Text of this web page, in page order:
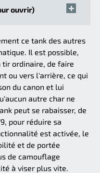
ouvrir)
ce tank des autres
Il est possible,
tir ordinaire, de faire
ou vers l'arrière, ce qui
du canon et lui
autre char ne
peut se rabaisser, de
pour réduire sa
est activée, le
et de portée
de camouflage
à viser plus vite.